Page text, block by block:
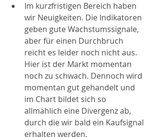
Im kurzfristigen Bereich haben
wir Neuigkeiten. Die Indikatoren
geben gute Wachstumssignale,
aber für einen Durchbruch
reicht es leider noch nicht aus.
Hier ist der Markt momentan
noch zu schwach. Dennoch wird
momentan gut gehandelt und
im Chart bildet sich so
allmählich eine Divergenz ab,
durch die wir bald ein Kaufsignal
erhalten werden.